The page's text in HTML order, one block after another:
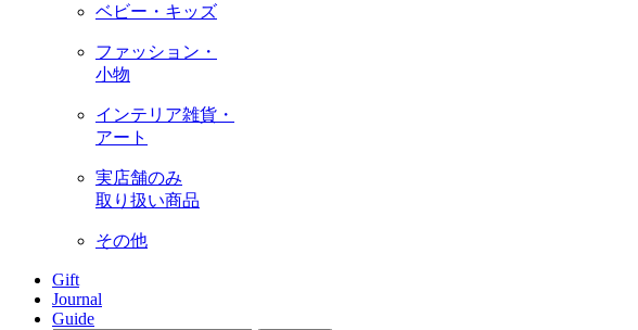
ベビー・キッズ
ファッション・
小物
インテリア雑貨・
アート
実店舗のみ
取り扱い商品
その他
Gift
Journal
Guide